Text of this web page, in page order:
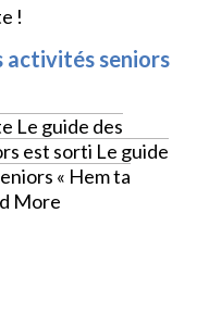
!
activités seniors
Le guide des
est sorti Le guide
« Hem ta
More